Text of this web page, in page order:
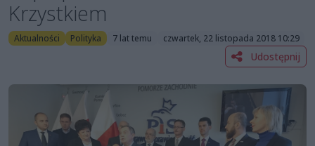
Krzystkiem
Aktualności Polityka 7 lat temu czwartek, 22 listopada 2018 10:29
Udostępnij